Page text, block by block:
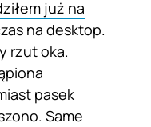
już na
na desktop.
rzut oka.
pasek
Same